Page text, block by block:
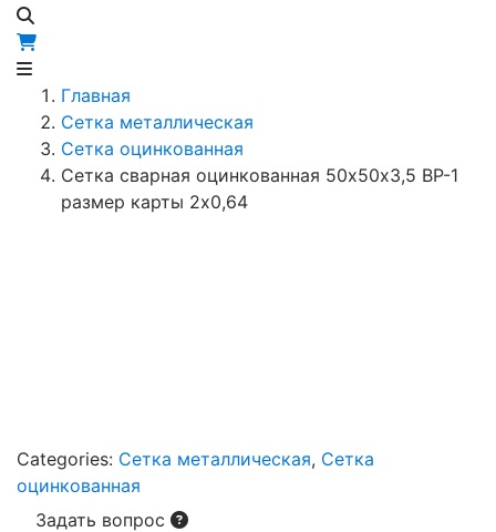
Главная
Сетка металлическая
Сетка оцинкованная
Сетка сварная оцинкованная 50х50х3,5 ВР-1
размер карты 2х0,64
Categories: Сетка металлическая, Сетка
оцинкованная
Задать вопрос